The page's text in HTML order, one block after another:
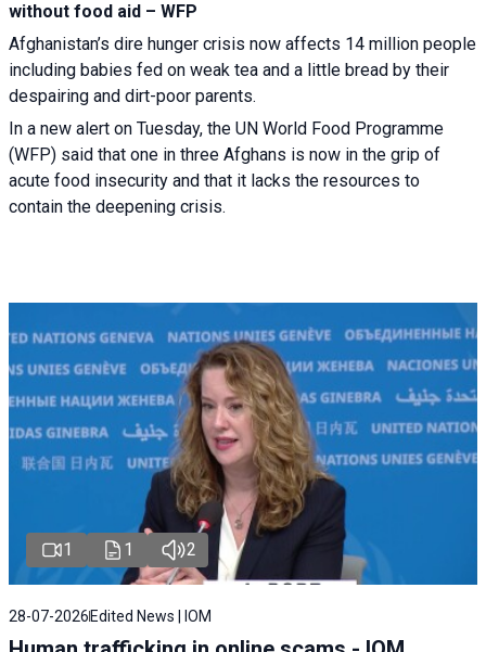
without food aid – WFP
Afghanistan’s dire hunger crisis now affects 14 million people
including babies fed on weak tea and a little bread by their
despairing and dirt-poor parents.
In a new alert on Tuesday, the UN World Food Programme
(WFP) said that one in three Afghans is now in the grip of
acute food insecurity and that it lacks the resources to
contain the deepening crisis.
1 1 2
28-07-2026Edited News | IOM